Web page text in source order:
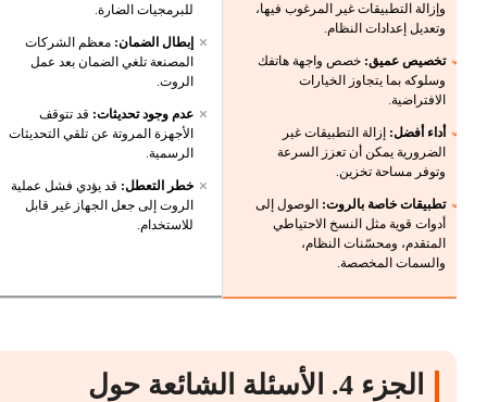
وإزالة التطبيقات غير المرغوب فيها،
وتعديل إعدادات النظام.
تخصيص عميق: خصص واجهة هاتفك
وسلوكه بما يتجاوز الخيارات
الافتراضية.
أداء أفضل: إزالة التطبيقات غير
الضرورية يمكن أن تعزز السرعة
وتوفر مساحة تخزين.
تطبيقات خاصة بالروت: الوصول إلى
أدوات قوية مثل النسخ الاحتياطي
المتقدم، ومحسّنات النظام،
والسمات المخصصة.
للبرمجيات الضارة.
إبطال الضمان: معظم الشركات
المصنعة تلغي الضمان بعد عمل
الروت.
عدم وجود تحديثات: قد تتوقف
الأجهزة المروتة عن تلقي التحديثات
الرسمية.
خطر التعطل: قد يؤدي فشل عملية
الروت إلى جعل الجهاز غير قابل
للاستخدام.
الجزء 4. الأسئلة الشائعة حول